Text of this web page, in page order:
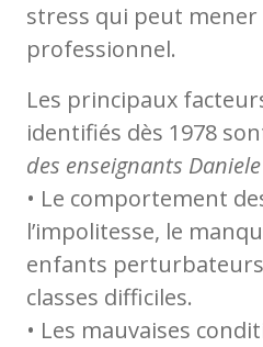
stress qui peut mener
professionnel.
Les principaux
identifiés dès 1978
des enseignants
• Le comportement
l’impolitesse, le
enfants
classes difficiles.
• Les mauvaises